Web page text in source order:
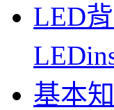
LED
基本